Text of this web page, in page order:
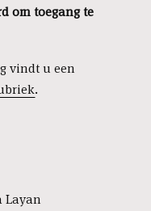
om toegang te
vindt u een
.
Layan